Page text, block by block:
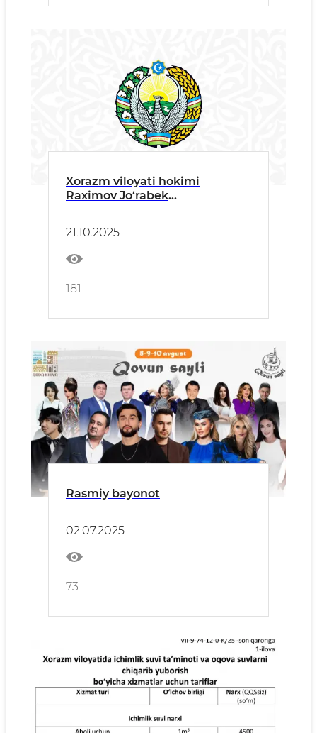
Xorazm viloyati hokimi
Raximov Jo‘rabek
xalqimizga yo‘llagan TABRIGI
21.10.2025
181
Rasmiy bayonot
02.07.2025
73